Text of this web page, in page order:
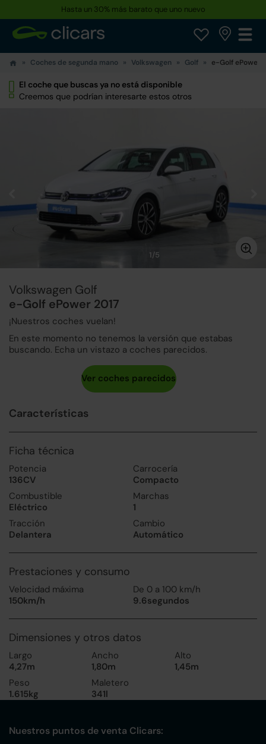
Hasta un 30% más barato que uno nuevo
Coches de segunda mano Volkswagen Golf e-Golf ePower
El coche que buscas ya no está disponible
Creemos que podrían interesarte estos otros
1/5
Volkswagen Golf
e-Golf ePower 2017
¡Nuestros coches vuelan!
En este momento no tenemos la versión que estabas
buscando. Echa un vistazo a coches parecidos.
Características
Ficha técnica
Potencia
136CV
Carrocería
Compacto
Combustible
Eléctrico
Marchas
1
Tracción
Delantera
Cambio
Automático
Prestaciones y consumo
Velocidad máxima
150km/h
De 0 a 100 km/h
9.6segundos
Dimensiones y otros datos
Largo
4,27m
Ancho
1,80m
Alto
1,45m
Peso
1.615kg
Maletero
341l
Nuestros puntos de venta Clicars: